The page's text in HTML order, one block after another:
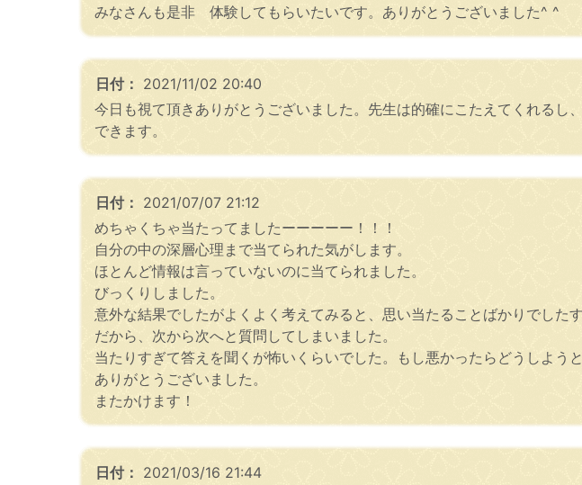
みなさんも是非 体験してもらいたいです。ありがとうございました^ ^
日付： 2021/11/02 20:40
今日も視て頂きありがとうございました。先生は的確にこたえてくれる
できます。
日付： 2021/07/07 21:12
めちゃくちゃ当たってましたーーーーー！！！
自分の中の深層心理まで当てられた気がします。
ほとんど情報は言っていないのに当てられました。
びっくりしました。
意外な結果でしたがよくよく考えてみると、思い当たることばかりでした
だから、次から次へと質問してしまいました。
当たりすぎて答えを聞くが怖いくらいでした。もし悪かったらどうしよう
ありがとうございました。
またかけます！
日付： 2021/03/16 21:44